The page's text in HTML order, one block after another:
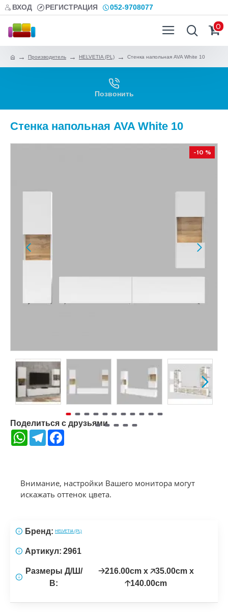
ВХОД РЕГИСТРАЦИЯ 052-9708077
0
Производитель HELVETIA (PL) Стенка напольная AVA White 10
Позвонить
Стенка напольная AVA White 10
-10 %
Поделиться с друзьями
WhatsAppTelegram
Внимание, настройки Вашего монитора могут
искажать оттенок цвета.
Бренд: HELVETIA (PL)
Артикул: 2961
Размеры Д/Ш/
В:
🡢216.00cm x 🡥35.00cm x
🡡140.00cm